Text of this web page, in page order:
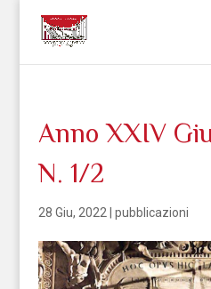
Anno XXIV
N. 1/2
28 Giu, 2022 pubblicazioni